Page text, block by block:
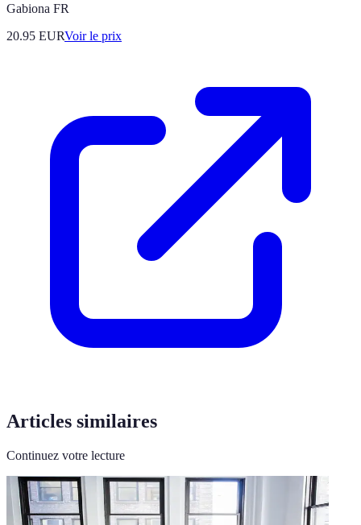
Gabiona FR
20.95 EURVoir le prix
Articles similaires
Continuez votre lecture